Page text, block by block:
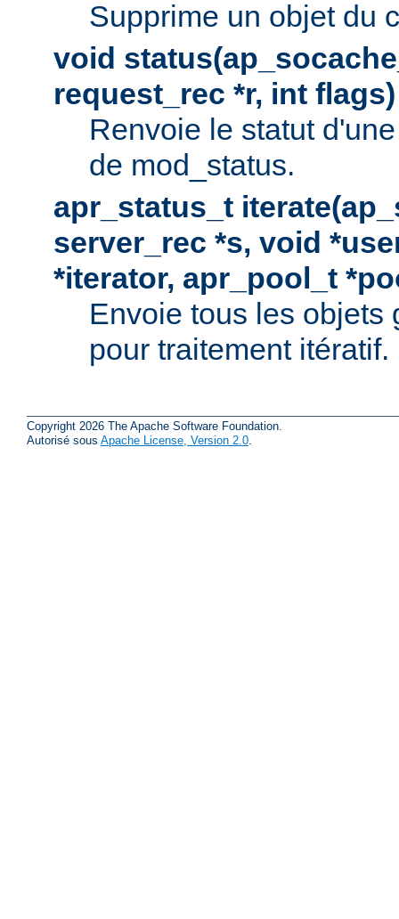
Supprime un objet du
void
request_rec *r, int flags)
Renvoie le statut
de mod_status.
apr_status_t
server_rec *s, void
*iterator, apr_pool_t
Envoie tous les objets
pour traitement itératif.
Copyright 2026 The Apache Software Foundation.
Autorisé sous Apache License, Version 2.0.